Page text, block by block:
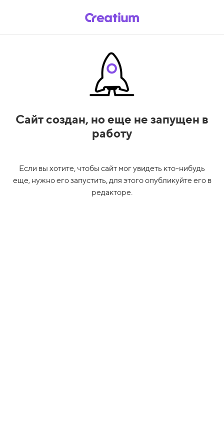
Сайт создан, но еще не запущен в
работу
Если вы хотите, чтобы сайт мог увидеть кто-нибудь
еще, нужно его запустить, для этого опубликуйте его в
редакторе.